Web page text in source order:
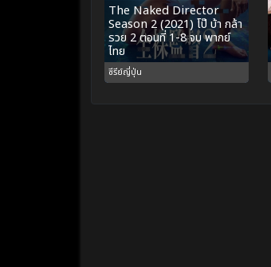
The Naked Director
Season 2 (2021) โป๊ บ้า กล้า
รวย 2 ตอนที่ 1-8 จบ พากย์
ไทย
ซีรีย์ญี่ปุ่น